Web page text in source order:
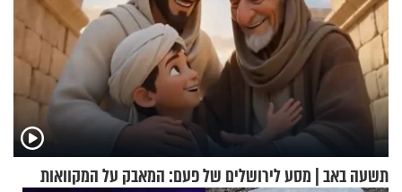
תשעה באב | מסע לירושלים של פעם: המאבק על המקוואות